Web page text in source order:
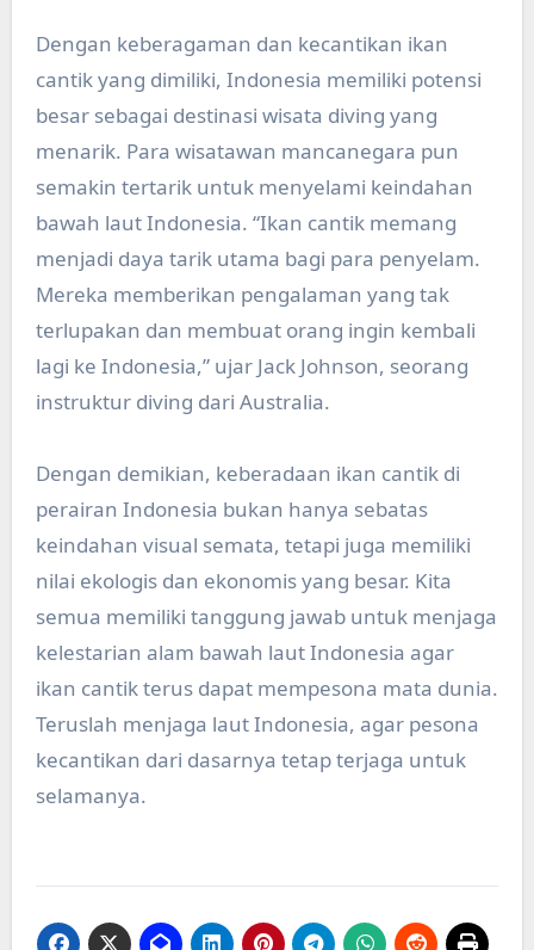
Dengan keberagaman dan kecantikan ikan
cantik yang dimiliki, Indonesia memiliki potensi
besar sebagai destinasi wisata diving yang
menarik. Para wisatawan mancanegara pun
semakin tertarik untuk menyelami keindahan
bawah laut Indonesia. “Ikan cantik memang
menjadi daya tarik utama bagi para penyelam.
Mereka memberikan pengalaman yang tak
terlupakan dan membuat orang ingin kembali
lagi ke Indonesia,” ujar Jack Johnson, seorang
instruktur diving dari Australia.
Dengan demikian, keberadaan ikan cantik di
perairan Indonesia bukan hanya sebatas
keindahan visual semata, tetapi juga memiliki
nilai ekologis dan ekonomis yang besar. Kita
semua memiliki tanggung jawab untuk menjaga
kelestarian alam bawah laut Indonesia agar
ikan cantik terus dapat mempesona mata dunia.
Teruslah menjaga laut Indonesia, agar pesona
kecantikan dari dasarnya tetap terjaga untuk
selamanya.